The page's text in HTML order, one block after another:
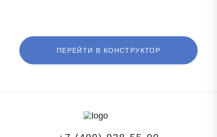
ПЕРЕЙТИ В КОНСТРУКТОР